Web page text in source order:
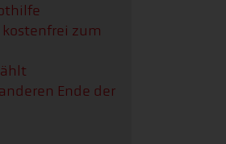
kostenfrei zum
Ende der